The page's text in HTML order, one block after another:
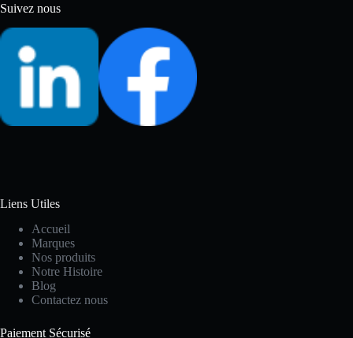
Suivez nous
Liens Utiles
Accueil
Marques
Nos produits
Notre Histoire
Blog
Contactez nous
Paiement Sécurisé